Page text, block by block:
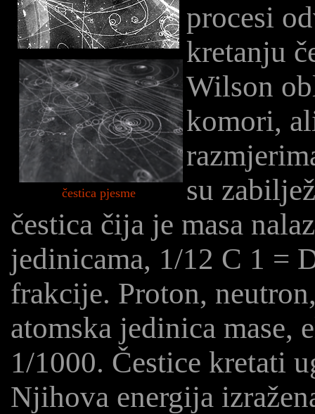
čestica pjesme
procesi
kretanju
Wilson
komori,
su
čestica čija je masa
jedinicama, 1/12 C 1 =
frakcije. Proton,
atomska jedinica mase,
1/1000. Čestice kretati
Njihova energija